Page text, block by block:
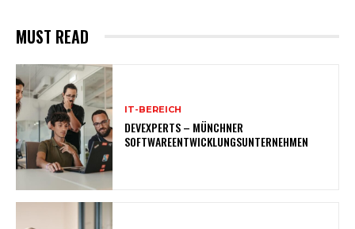
MUST READ
IT-BEREICH
DEVEXPERTS – MÜNCHNER
SOFTWAREENTWICKLUNGSUNTERNEHMEN